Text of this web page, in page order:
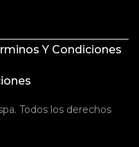
Y Condiciones
Todos los derechos